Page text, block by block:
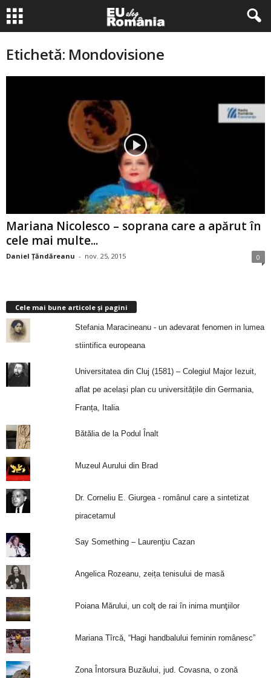
Etichetă: Mondovisione
Mariana Nicolesco – soprana care a apărut în
cele mai multe...
Daniel Țăndăreanu - nov. 25, 2015 0
Cele mai bune articole și pagini
Stefania Maracineanu - un adevarat fenomen in lumea
stiintifica europeana
Universitatea din Cluj (1581) – Colegiul Major Iezuit,
aflat pe același plan cu universitățile din Germania,
Franța, Italia
Bătălia de la Podul Înalt
Muzeul Aurului din Brad
Dr. Corneliu E. Giurgea - românul care a sintetizat
piracetamul
Say Something – Laurenţiu Cazan
Angelica Rozeanu, zeița tenisului de masă
Poiana Mărului, un colţ de rai în inima munţiilor
Mariana Tîrcă, “Hagi handbalului feminin românesc”
Zona Întorsura Buzăului, jud. Covasna, o zonă